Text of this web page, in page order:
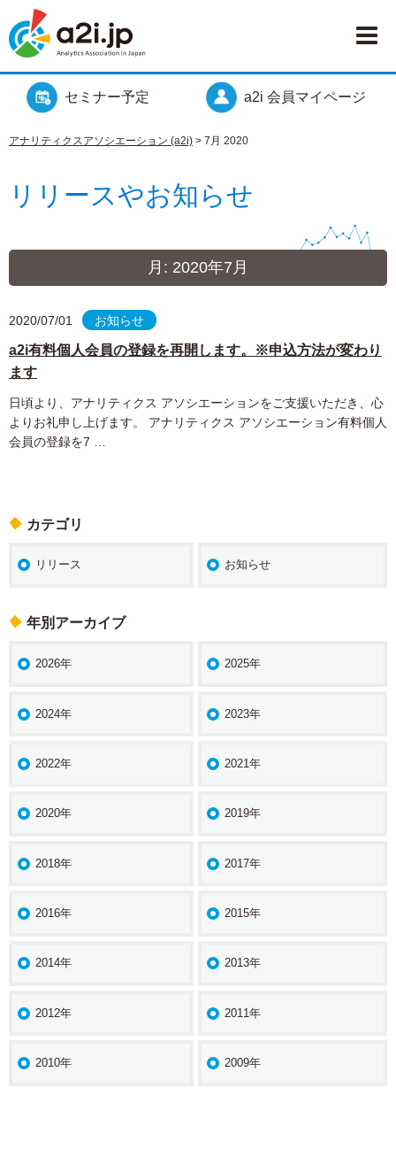
セミナー予定 a2i 会員マイページ
アナリティクスアソシエーション (a2i) > 7月 2020
リリースやお知らせ
月: 2020年7月
2020/07/01 お知らせ
a2i有料個人会員の登録を再開します。※申込方法が変わり
ます
日頃より、アナリティクス アソシエーションをご支援いただき、心
よりお礼申し上げます。 アナリティクス アソシエーション有料個人
会員の登録を7 …
カテゴリ
リリース お知らせ
年別アーカイブ
2026年 2025年
2024年 2023年
2022年 2021年
2020年 2019年
2018年 2017年
2016年 2015年
2014年 2013年
2012年 2011年
2010年 2009年